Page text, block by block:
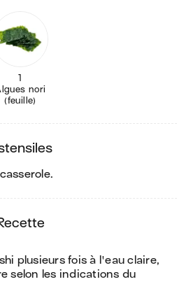
1
(feuille)
.
recette
plusieurs fois à l'eau claire,
selon les indications du